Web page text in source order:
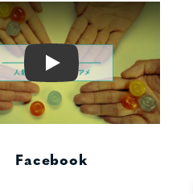
Play
Facebook